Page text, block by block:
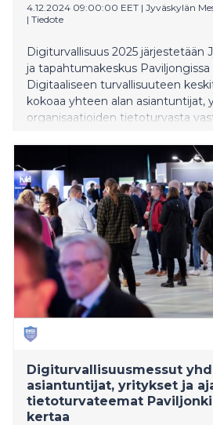
4.12.2024 09:00:00 EET | Jyväskylän
| Tiedote
Digiturvallisuus 2025 järjestetään
ja tapahtumakeskus Paviljongissa
Digitaaliseen turvallisuuteen
kokoaa yhteen alan asiantuntijat,
organisaatioiden tietoturvasta
rakentamiseen organisaatioissa.
Digiturvallisuusmessut
asiantuntijat, yritykset ja
tietoturvateemat
kertaa